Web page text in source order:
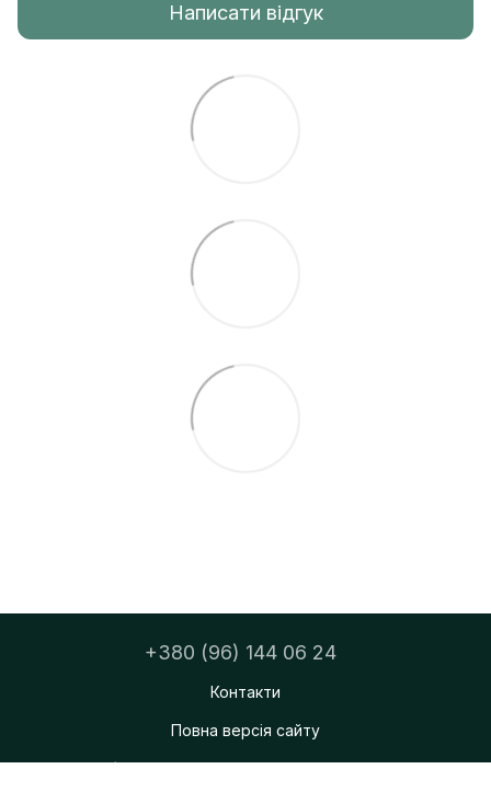
Написати відгук
+380 (96) 144 06 24
Контакти
Повна версія сайту
ФОП Тацюк Дмитро Мирославович